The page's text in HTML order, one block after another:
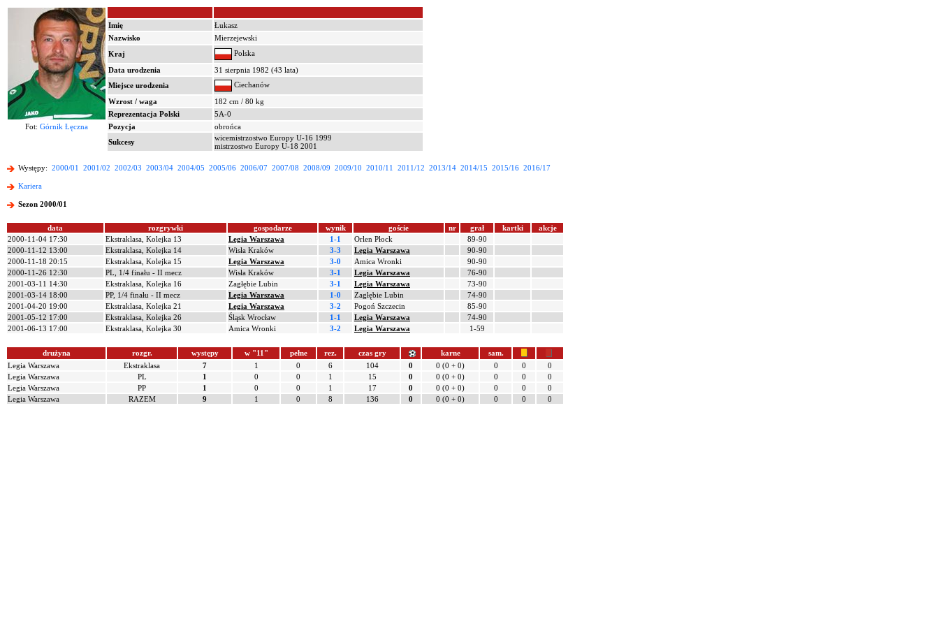
Imię
Łukasz
Nazwisko
Mierzejewski
Kraj
Polska
Data urodzenia
31 sierpnia 1982 (43 lata)
Miejsce urodzenia
Ciechanów
Wzrost / waga
182 cm / 80 kg
Reprezentacja Polski
5A-0
Fot: Górnik Łęczna Pozycja
obrońca
Sukcesy
wicemistrzostwo Europy U-16 1999
mistrzostwo Europy U-18 2001
Występy: 2000/01 2001/02 2002/03 2003/04 2004/05 2005/06 2006/07 2007/08 2008/09 2009/10 2010/11 2011/12 2013/14 2014/15 2015/16 2016/17
Kariera
Sezon 2000/01
data rozgrywki gospodarze wynik goście nr grał kartki
akcje
2000-11-04 17:30
Ekstraklasa, Kolejka 13 Legia Warszawa 1-1 Orlen Płock
89-90
2000-11-12 13:00
Ekstraklasa, Kolejka 14 Wisła Kraków 3-3 Legia Warszawa
90-90
2000-11-18 20:15
Ekstraklasa, Kolejka 15 Legia Warszawa 3-0 Amica Wronki
90-90
2000-11-26 12:30
PL, 1/4 finału - II mecz Wisła Kraków 3-1 Legia Warszawa
76-90
2001-03-11 14:30
Ekstraklasa, Kolejka 16 Zagłębie Lubin 3-1 Legia Warszawa
73-90
2001-03-14 18:00
PP, 1/4 finału - II mecz Legia Warszawa 1-0 Zagłębie Lubin
74-90
2001-04-20 19:00
Ekstraklasa, Kolejka 21 Legia Warszawa 3-2 Pogoń Szczecin
85-90
2001-05-12 17:00
Ekstraklasa, Kolejka 26 Śląsk Wrocław 1-1 Legia Warszawa
74-90
2001-06-13 17:00
Ekstraklasa, Kolejka 30 Amica Wronki 3-2 Legia Warszawa 1-59
drużyna rozgr. występy w "11" pełne rez. czas gry karne
sam.
Legia Warszawa
Ekstraklasa 7 1 0 6 104 0 0 (0 + 0) 0 0
0
Legia Warszawa
PL 1 0 0 1 15 0 0 (0 + 0) 0 0
0
Legia Warszawa
PP 1 0 0 1 17 0 0 (0 + 0) 0 0
0
Legia Warszawa
RAZEM 9 1 0 8 136 0 0 (0 + 0) 0 0 0